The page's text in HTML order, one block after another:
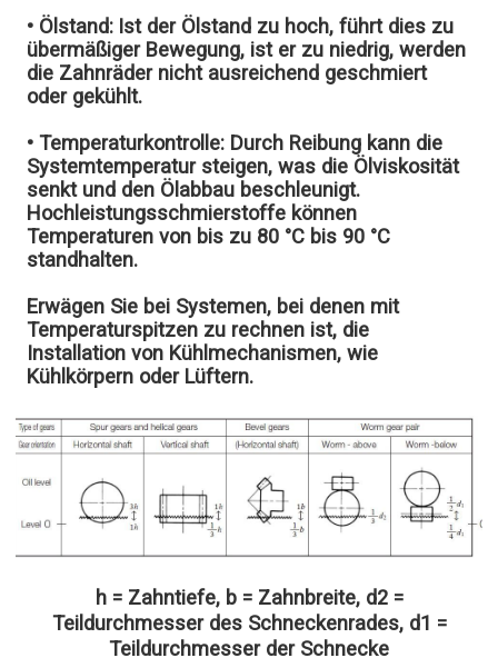
• Ölstand: Ist der Ölstand zu hoch, führt dies zu
übermäßiger Bewegung, ist er zu niedrig, werden
die Zahnräder nicht ausreichend geschmiert
oder gekühlt.
• Temperaturkontrolle: Durch Reibung kann die
Systemtemperatur steigen, was die Ölviskosität
senkt und den Ölabbau beschleunigt.
Hochleistungsschmierstoffe können
Temperaturen von bis zu 80 °C bis 90 °C
standhalten.
Erwägen Sie bei Systemen, bei denen mit
Temperaturspitzen zu rechnen ist, die
Installation von Kühlmechanismen, wie
Kühlkörpern oder Lüftern.
h = Zahntiefe, b = Zahnbreite, d2 =
Teildurchmesser des Schneckenrades, d1 =
Teildurchmesser der Schnecke